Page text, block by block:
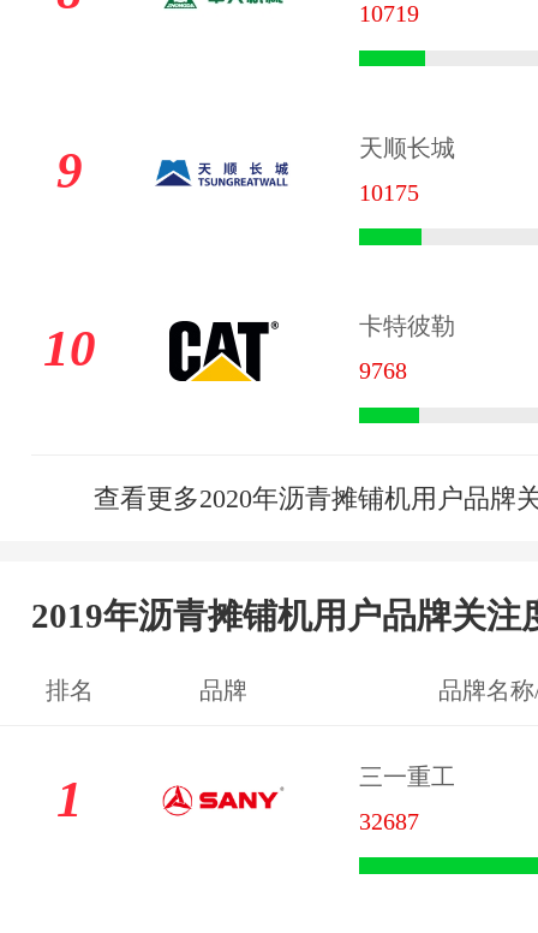
10719
9
天顺长城
10175
10
卡特彼勒
9768
查看更多2020年沥青摊铺机用户品牌
2019年沥青摊铺机用户品牌关注
排名 品牌 品牌名
1
三一重工
32687